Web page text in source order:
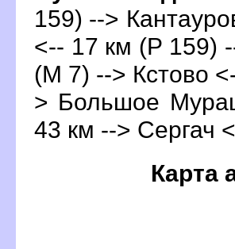
159) -->
<-- 17 км (Р 159)
(М 7) --> Кстово
> Большое
43 км --> Сергач
Карта